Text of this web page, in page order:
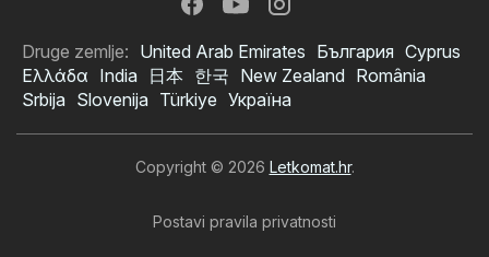
Druge zemlje: United Arab Emirates България Cyprus
Ελλάδα India 日本 한국 New Zealand România
Srbija Slovenija Türkiye Україна
Copyright © 2026 Letkomat.hr.
Postavi pravila privatnosti